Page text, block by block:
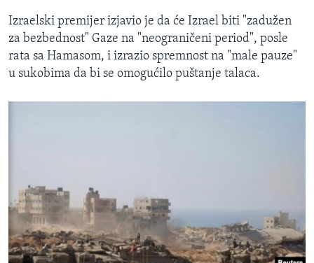
Izraelski premijer izjavio je da će Izrael biti "zadužen
za bezbednost" Gaze na "neograničeni period", posle
rata sa Hamasom, i izrazio spremnost na "male pauze"
u sukobima da bi se omogućilo puštanje talaca.